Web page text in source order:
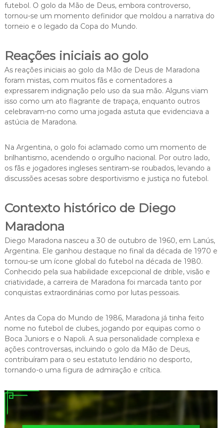
futebol. O golo da Mão de Deus, embora controverso,
tornou-se um momento definidor que moldou a narrativa do
torneio e o legado da Copa do Mundo.
Reações iniciais ao golo
As reações iniciais ao golo da Mão de Deus de Maradona
foram mistas, com muitos fãs e comentadores a
expressarem indignação pelo uso da sua mão. Alguns viam
isso como um ato flagrante de trapaça, enquanto outros
celebravam-no como uma jogada astuta que evidenciava a
astúcia de Maradona.
Na Argentina, o golo foi aclamado como um momento de
brilhantismo, acendendo o orgulho nacional. Por outro lado,
os fãs e jogadores ingleses sentiram-se roubados, levando a
discussões acesas sobre desportivismo e justiça no futebol.
Contexto histórico de Diego
Maradona
Diego Maradona nasceu a 30 de outubro de 1960, em Lanús,
Argentina. Ele ganhou destaque no final da década de 1970 e
tornou-se um ícone global do futebol na década de 1980.
Conhecido pela sua habilidade excepcional de drible, visão e
criatividade, a carreira de Maradona foi marcada tanto por
conquistas extraordinárias como por lutas pessoais.
Antes da Copa do Mundo de 1986, Maradona já tinha feito
nome no futebol de clubes, jogando por equipas como o
Boca Juniors e o Napoli. A sua personalidade complexa e
ações controversas, incluindo o golo da Mão de Deus,
contribuíram para o seu estatuto lendário no desporto,
tornando-o uma figura de admiração e crítica.